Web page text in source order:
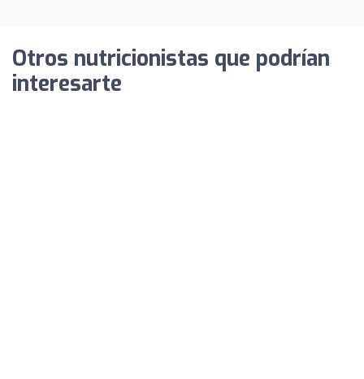
Otros nutricionistas que podrían
interesarte